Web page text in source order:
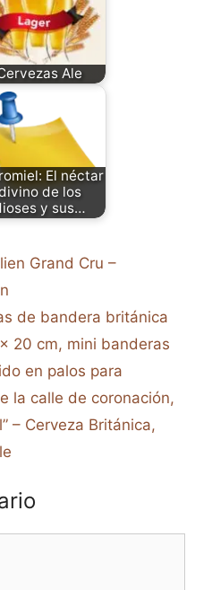
Ale
El néctar
de los
y sus…
Grand Cru –
de bandera británica
20 cm, mini banderas
en palos para
la calle de coronación,
– Cerveza Británica,